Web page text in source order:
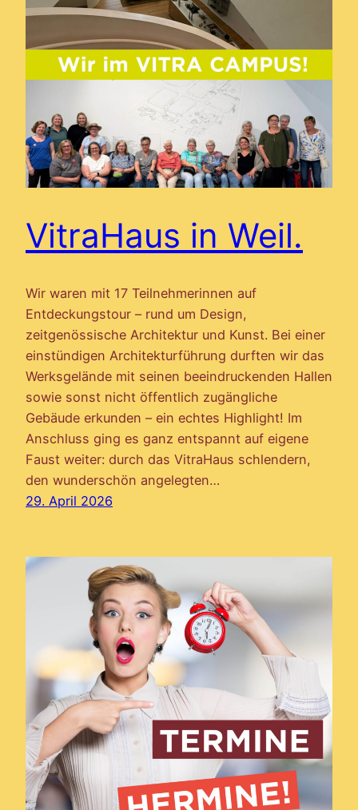
VitraHaus in Weil.
Wir waren mit 17 Teilnehmerinnen auf
Entdeckungstour – rund um Design,
zeitgenössische Architektur und Kunst. Bei einer
einstündigen Architekturführung durften wir das
Werksgelände mit seinen beeindruckenden Hallen
sowie sonst nicht öffentlich zugängliche
Gebäude erkunden – ein echtes Highlight! Im
Anschluss ging es ganz entspannt auf eigene
Faust weiter: durch das VitraHaus schlendern,
den wunderschön angelegten…
29. April 2026